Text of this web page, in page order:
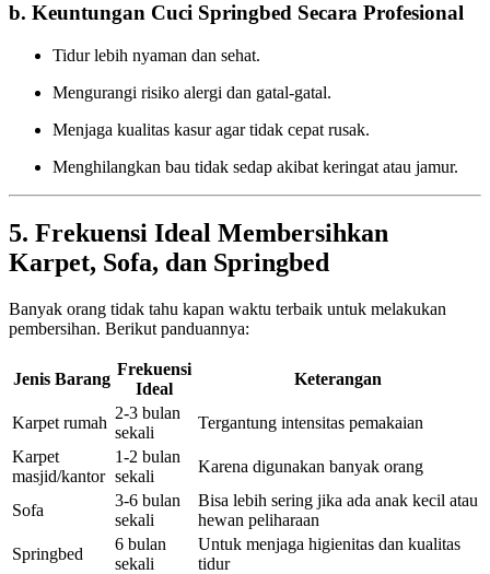
b. Keuntungan Cuci Springbed Secara Profesional
Tidur lebih nyaman dan sehat.
Mengurangi risiko alergi dan gatal-gatal.
Menjaga kualitas kasur agar tidak cepat rusak.
Menghilangkan bau tidak sedap akibat keringat atau jamur.
5. Frekuensi Ideal Membersihkan
Karpet, Sofa, dan Springbed
Banyak orang tidak tahu kapan waktu terbaik untuk melakukan
pembersihan. Berikut panduannya:
Jenis Barang
Frekuensi
Ideal
Keterangan
Karpet rumah
2-3 bulan
sekali
Tergantung intensitas pemakaian
Karpet
masjid/kantor
1-2 bulan
sekali
Karena digunakan banyak orang
Sofa
3-6 bulan
sekali
Bisa lebih sering jika ada anak kecil atau
hewan peliharaan
Springbed
6 bulan
sekali
Untuk menjaga higienitas dan kualitas
tidur